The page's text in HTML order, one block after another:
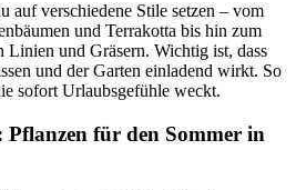
auf verschiedene Stile setzen – vom
und Terrakotta bis hin zum
Linien und Gräsern. Wichtig ist, dass
und der Garten einladend wirkt. So
sofort Urlaubsgefühle weckt.
Pflanzen für den Sommer in